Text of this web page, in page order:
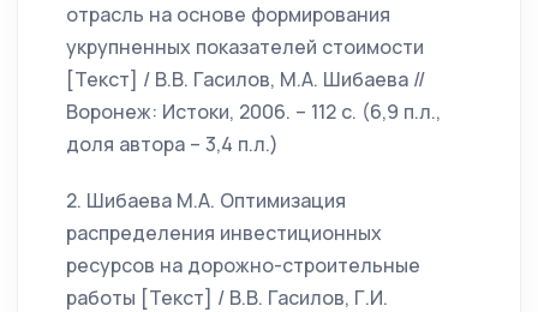
отрасль на основе формирования
укрупненных показателей стоимости
[Текст] / В.В. Гасилов, М.А. Шибаева //
Воронеж: Истоки, 2006. – 112 с. (6,9 п.л.,
доля автора – 3,4 п.л.)
2. Шибаева М.А. Оптимизация
распределения инвестиционных
ресурсов на дорожно-строительные
работы [Текст] / В.В. Гасилов, Г.И.